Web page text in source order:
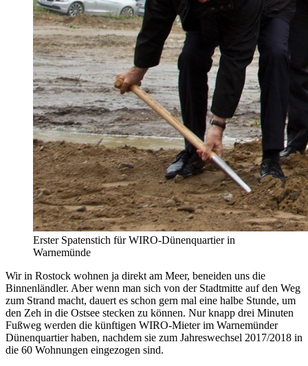
Erster Spatenstich für WIRO-Dünenquartier in
Warnemünde
Wir in Rostock wohnen ja direkt am Meer, beneiden uns die
Binnenländler. Aber wenn man sich von der Stadtmitte auf den Weg
zum Strand macht, dauert es schon gern mal eine halbe Stunde, um
den Zeh in die Ostsee stecken zu können. Nur knapp drei Minuten
Fußweg werden die künftigen WIRO-Mieter im Warnemünder
Dünenquartier haben, nachdem sie zum Jahreswechsel 2017/2018 in
die 60 Wohnungen eingezogen sind.